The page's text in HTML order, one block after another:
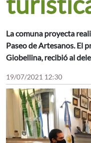
La comuna proyecta
Paseo de Artesanos. El
Giobellina, recibió al
19/07/2021 12:30